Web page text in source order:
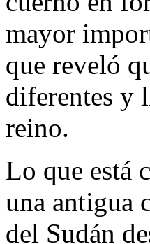
mayor
que reveló
diferentes y
reino.
Lo que está
una antigua
del Sudán